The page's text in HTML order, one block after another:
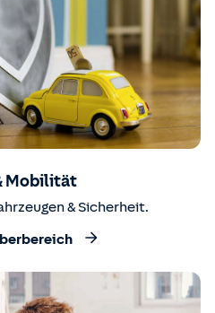
Mobilität
& Sicherheit.